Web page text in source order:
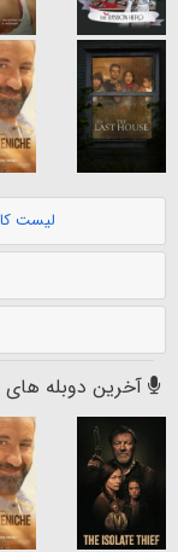
لیست
آخرین دوبله